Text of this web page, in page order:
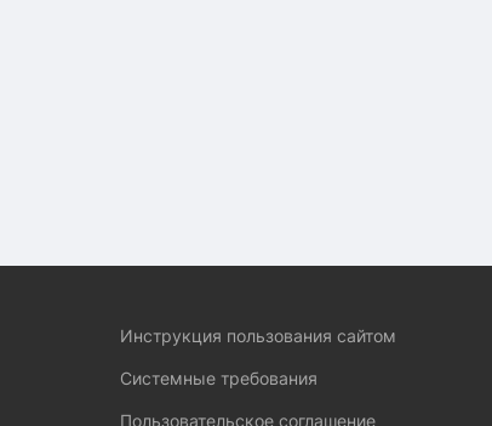
Инструкция пользования сайтом
Системные требования
Пользовательское соглашение